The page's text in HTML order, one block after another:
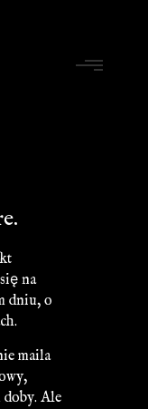
na
dniu, o
maila
doby. Ale